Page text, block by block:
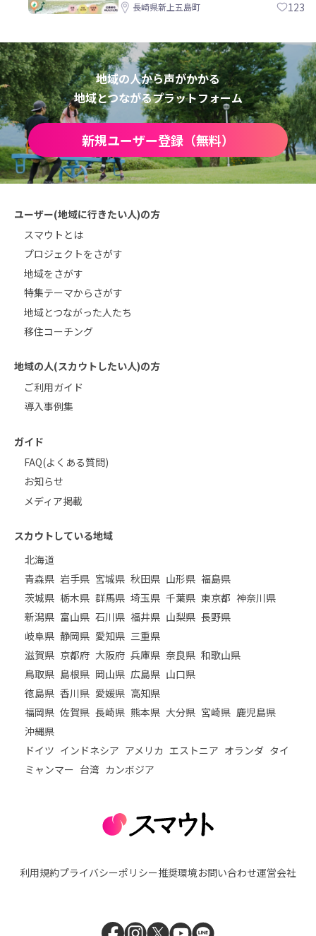
島町長崎県新上五島町 123
地域の人から声がかかる
地域とつながるプラットフォーム
新規ユーザー登録（無料）
ユーザー(地域に行きたい人)の方
スマウトとは
プロジェクトをさがす
地域をさがす
特集テーマからさがす
地域とつながった人たち
移住コーチング
地域の人(スカウトしたい人)の方
ご利用ガイド
導入事例集
ガイド
FAQ(よくある質問)
お知らせ
メディア掲載
スカウトしている地域
北海道
青森県 岩手県 宮城県 秋田県 山形県 福島県
茨城県 栃木県 群馬県 埼玉県 千葉県 東京都 神奈川県
新潟県 富山県 石川県 福井県 山梨県 長野県
岐阜県 静岡県 愛知県 三重県
滋賀県 京都府 大阪府 兵庫県 奈良県 和歌山県
鳥取県 島根県 岡山県 広島県 山口県
徳島県 香川県 愛媛県 高知県
福岡県 佐賀県 長崎県 熊本県 大分県 宮崎県 鹿児島県
沖縄県
ドイツ インドネシア アメリカ エストニア オランダ タイ
ミャンマー 台湾 カンボジア
利用規約プライバシーポリシー推奨環境お問い合わせ運営会社